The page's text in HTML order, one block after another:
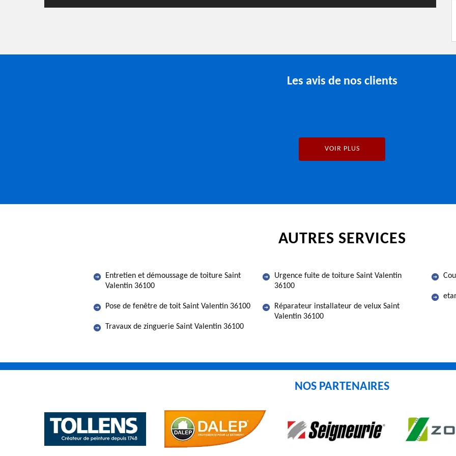
Les avis de nos clients
VOIR PLUS
AUTRES SERVICES
Entretien et démoussage de toiture Saint
Valentin 36100
Pose de fenêtre de toit Saint Valentin 36100
Travaux de zinguerie Saint Valentin 36100
Urgence fuite de toiture Saint Valentin
36100
Réparateur installateur de velux Saint
Valentin 36100
NOS PARTENAIRES